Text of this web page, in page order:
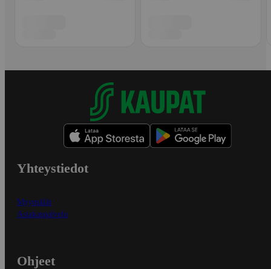
Yhteystiedot
Myymälät
Asiakaspalvelu
Ohjeet